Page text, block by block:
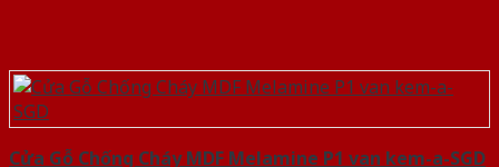
Cửa Gỗ Chống Cháy MDF Melamine P1 van kem-a-SGD